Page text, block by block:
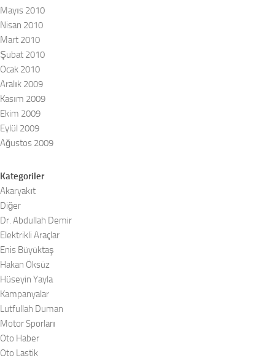
Mayıs 2010
Nisan 2010
Mart 2010
Şubat 2010
Ocak 2010
Aralık 2009
Kasım 2009
Ekim 2009
Eylül 2009
Ağustos 2009
Kategoriler
Akaryakıt
Diğer
Dr. Abdullah Demir
Elektrikli Araçlar
Enis Büyüktaş
Hakan Öksüz
Hüseyin Yayla
Kampanyalar
Lutfullah Duman
Motor Sporları
Oto Haber
Oto Lastik